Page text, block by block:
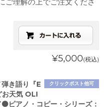
¥5,000(税込)
クリックポスト他可
き語り『E
お天気 OLI
ピアノ・コピー・シリーズ：